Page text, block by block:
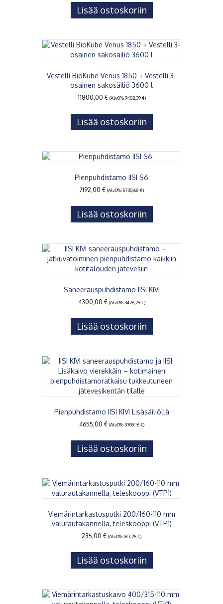
Lisää ostoskoriin
Vestelli BioKube Venus 1850 + Vestelli 3-
osainen sakosäiliö 3600 l
11800,00 € (Alv0%9402,39€)
Lisää ostoskoriin
Pienpuhdistamo IISI S6
7192,00 € (Alv0% 5730,68 €)
Lisää ostoskoriin
Saneerauspuhdistamo IISI KIVI
4300,00 € (Alv0% 3426,29€)
Lisää ostoskoriin
Pienpuhdistamo IISI KIVI Lisäsäiliöllä
4655,00 € (Alv0% 3709,16€)
Lisää ostoskoriin
Viemärintarkastusputki 200/160-110 mm
valurautakannella, teleskooppi (VTP1)
235,00 € (Alv0%187,25€)
Lisää ostoskoriin